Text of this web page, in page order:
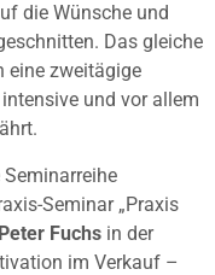
die Wünsche und
Das gleiche
eine zweitägige
und vor allem
Seminar „Praxis
Peter Fuchs in der
im Verkauf –